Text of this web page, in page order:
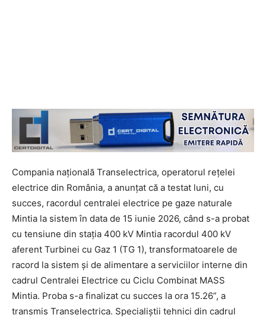
Compania națională Transelectrica, operatorul rețelei
electrice din România, a anunțat că a testat luni, cu
succes, racordul centralei electrice pe gaze naturale
Mintia la sistem în data de 15 iunie 2026, când s-a probat
cu tensiune din stația 400 kV Mintia racordul 400 kV
aferent Turbinei cu Gaz 1 (TG 1), transformatoarele de
racord la sistem și de alimentare a serviciilor interne din
cadrul Centralei Electrice cu Ciclu Combinat MASS
Mintia. Proba s-a finalizat cu succes la ora 15.26”, a
transmis Transelectrica. Specialiștii tehnici din cadrul